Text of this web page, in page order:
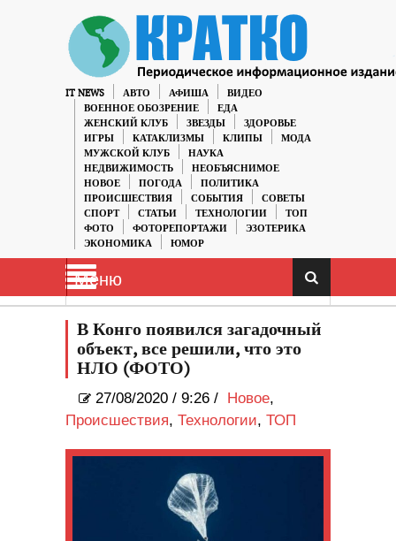
IT NEWS АВТО АФИША
ВИДЕО
ВОЕННОЕ ОБОЗРЕНИЕ
ЕДА
ЖЕНСКИЙ КЛУБ
ЗВЕЗДЫ
ЗДОРОВЬЕ
ИГРЫ
КАТАКЛИЗМЫ КЛИПЫ
МОДА
МУЖСКОЙ КЛУБ
НАУКА
НЕДВИЖИМОСТЬ
НЕОБЪЯСНИМОЕ
НОВОЕ
ПОГОДА
ПОЛИТИКА
ПРОИСШЕСТВИЯ
СОБЫТИЯ
СОВЕТЫ
СПОРТ
СТАТЬИ ТЕХНОЛОГИИ
ТОП
ФОТО
ФОТОРЕПОРТАЖИ
ЭЗОТЕРИКА
ЭКОНОМИКА
ЮМОР
Меню
В Конго появился загадочный
объект, все решили, что это
НЛО (ФОТО)
27/08/2020 / 9:26 / Новое,
Происшествия, Технологии, ТОП